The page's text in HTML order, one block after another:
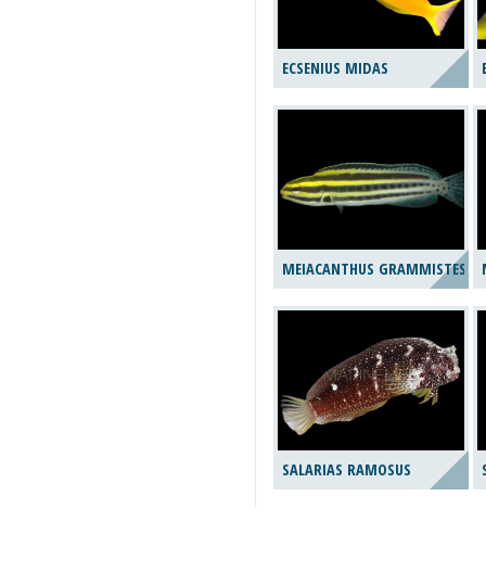
ECSENIUS MIDAS
MEIACANTHUS GRAMMISTES
SALARIAS RAMOSUS